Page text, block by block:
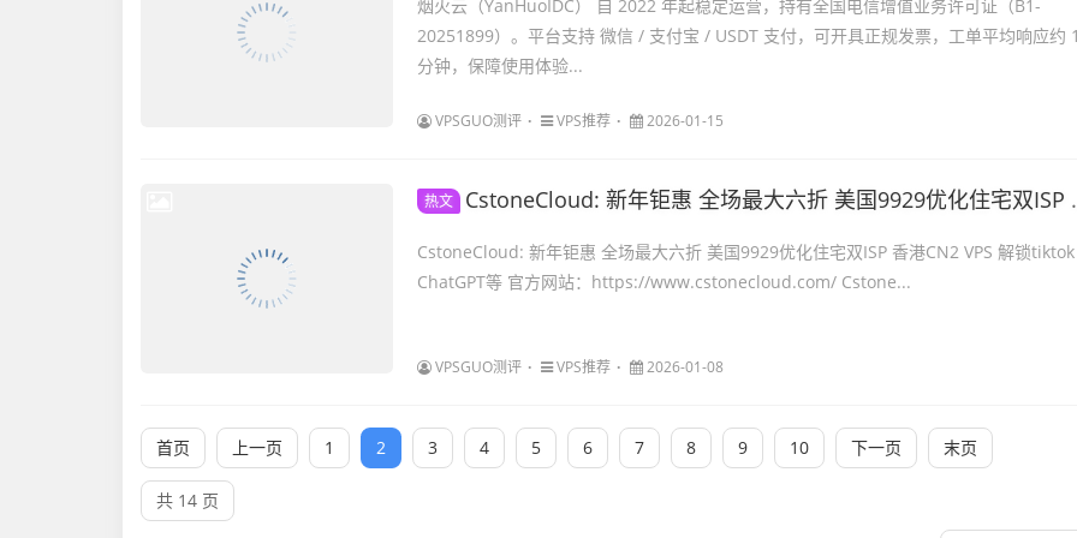
烟火云（YanHuoIDC） 自 2022 年起稳定运营，持有全国电信增值业务许可证（B1-
20251899）。平台支持 微信 / 支付宝 / USDT 支付，可开具正规发票，工单平均响应约
分钟，保障使用体验...
VPSGUO测评 VPS推荐 2026-01-15
热文 CstoneCloud: 新年钜惠 全场最大六折 美国9929优化住宅双ISP 香港CN2 VPS 解锁tiktok ChatGPT等
CstoneCloud: 新年钜惠 全场最大六折 美国9929优化住宅双ISP 香港CN2 VPS 解锁tiktok
ChatGPT等 官方网站：https://www.cstonecloud.com/ Cstone...
VPSGUO测评 VPS推荐 2026-01-08
首页 上一页 1 2 3 4 5 6 7 8 9 10 下一页 末页
共 14 页